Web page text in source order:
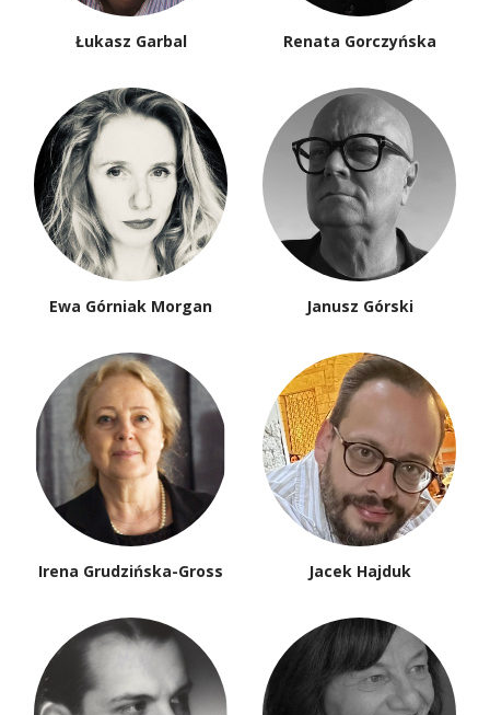
Łukasz Garbal Renata Gorczyńska
Ewa Górniak Morgan Janusz Górski
Irena Grudzińska-Gross Jacek Hajduk